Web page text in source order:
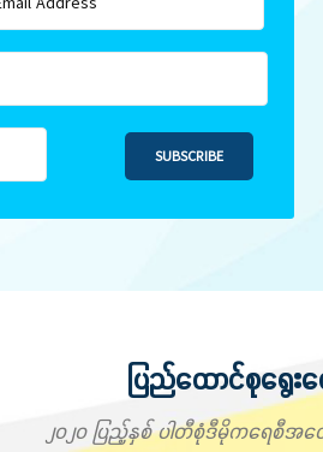
SUBSCRIBE
ပြည်ထောင်စုရွေ
၂၀၂၀ ပြည့်နှစ် ပါတီစုံဒီမိုကရေစီ